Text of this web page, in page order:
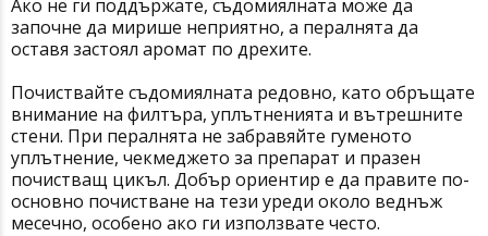
Ако не ги поддържате, съдомиялната може да
започне да мирише неприятно, а пералнята да
оставя застоял аромат по дрехите.
Почиствайте съдомиялната редовно, като обръщате
внимание на филтъра, уплътненията и вътрешните
стени. При пералнята не забравяйте гуменото
уплътнение, чекмеджето за препарат и празен
почистващ цикъл. Добър ориентир е да правите по-
основно почистване на тези уреди около веднъж
месечно, особено ако ги използвате често.